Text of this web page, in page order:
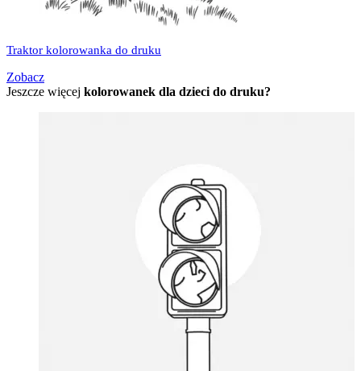
Traktor kolorowanka do druku
Zobacz
Jeszcze więcej kolorowanek dla dzieci do druku?